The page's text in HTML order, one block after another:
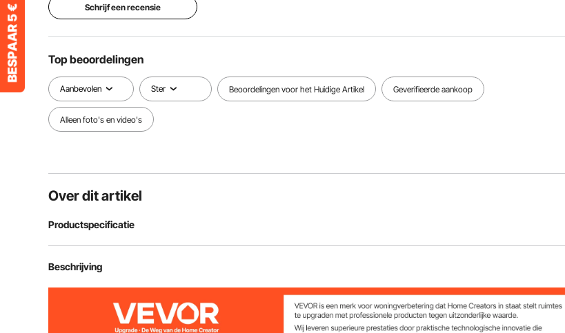
3,15 inch /
φ345 x 80
mm
product
5,9 kg
Schrijf een recensie
Top beoordelingen
Aanbevolen Ster Beoordelingen voor het Huidige Artikel Geverifieerde aankoop
Alleen foto's en video's
Over dit artikel
Productspecificatie
Artikelmodelnummer
Beschrijving